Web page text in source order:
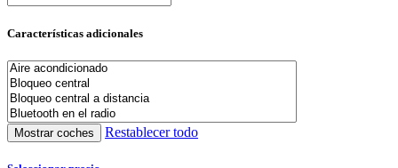
Características adicionales
Restablecer todo